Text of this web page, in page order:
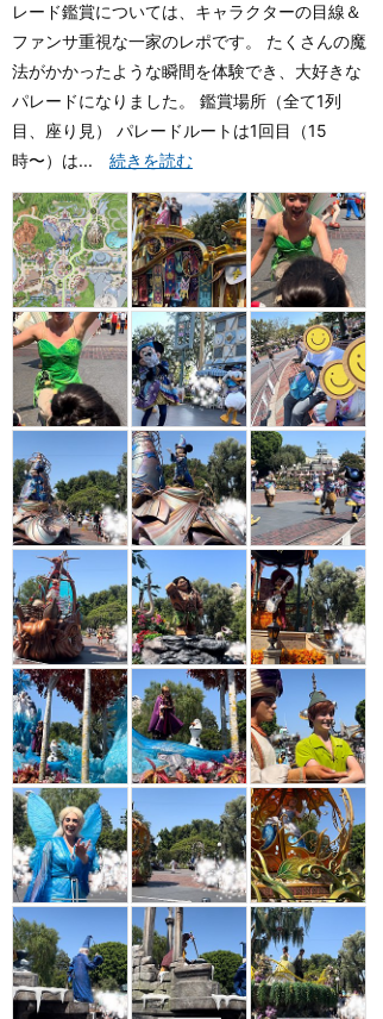
レード鑑賞については、キャラクターの目線＆
ファンサ重視な一家のレポです。 たくさんの魔
法がかかったような瞬間を体験でき、大好きな
パレードになりました。 鑑賞場所（全て1列
目、座り見） パレードルートは1回目（15
時〜）は... 続きを読む